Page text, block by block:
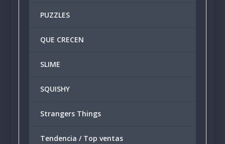
PUZZLES
QUE CRECEN
SLIME
SQUISHY
Strangers Things
Tendencia / Top ventas